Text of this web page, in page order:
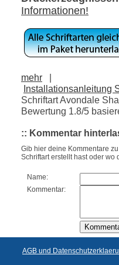
Informationen!
mehr
|
Installationsanleitung
Schriftart Avondale
Bewertung 1.8/5
:: Kommentar
Gib hier deine Kommentare
Schriftart erstellt hast oder wo
Name:
Kommentar:
AGB und